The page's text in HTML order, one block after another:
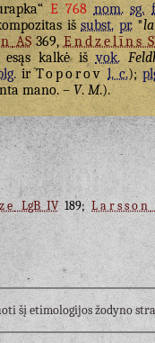
E 768 nom. sg.
išsubst. pr.*
AS369,Endzelīns
esąs kalkė išvok.
irToporov l. c.);
mano. –V.M.).
LgB IV189;Larsson
šį etimologijos žodyno